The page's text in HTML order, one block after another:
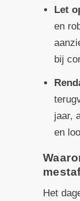
Let
en
bij
jaar,
en
Het